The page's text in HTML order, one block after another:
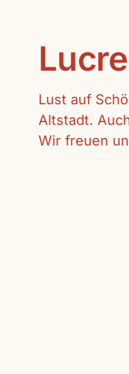
Lust auf
Altstadt.
Wir freuen